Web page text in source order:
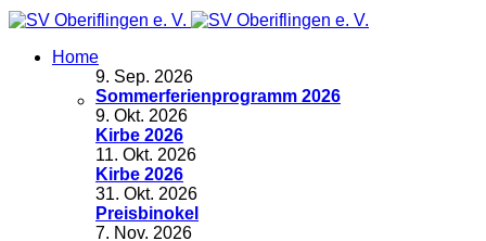
Home
9. Sep. 2026
Sommerferienprogramm 2026
9. Okt. 2026
Kirbe 2026
11. Okt. 2026
Kirbe 2026
31. Okt. 2026
Preisbinokel
7. Nov. 2026